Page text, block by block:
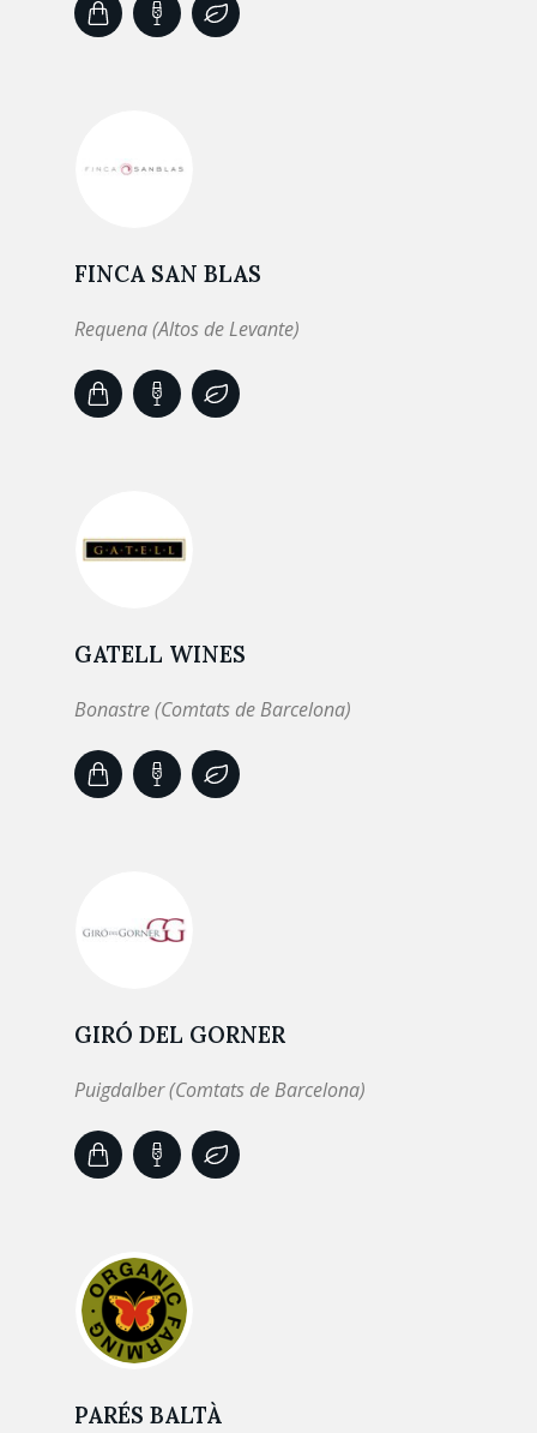
FINCA SAN BLAS
Requena (Altos de Levante)
GATELL WINES
Bonastre (Comtats de Barcelona)
GIRÓ DEL GORNER
Puigdalber (Comtats de Barcelona)
PARÉS BALTÀ